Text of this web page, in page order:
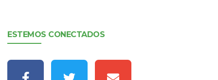
ESTEMOS CONECTADOS